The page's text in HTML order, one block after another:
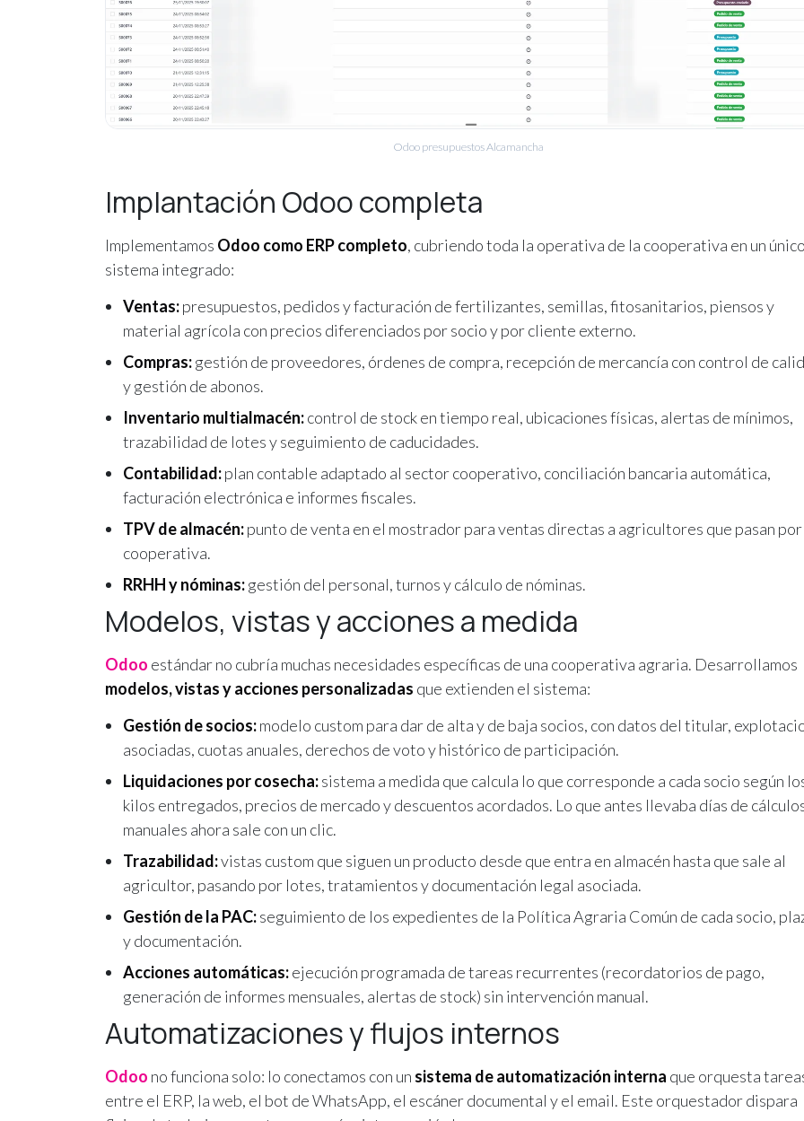
Odoo presupuestos Alcamancha
Implantación Odoo completa
Implementamos Odoo como ERP completo, cubriendo toda la operativa de la cooperativa en un
sistema integrado:
Ventas:presupuestos, pedidos y facturación de fertilizantes, semillas, fitosanitarios, piensos y
material agrícola con precios diferenciados por socio y por cliente externo.
Compras:gestión de proveedores, órdenes de compra, recepción de mercancía con control de
y gestión de abonos.
Inventario multialmacén:control de stock en tiempo real, ubicaciones físicas, alertas de mínimos,
trazabilidad de lotes y seguimiento de caducidades.
Contabilidad:plan contable adaptado al sector cooperativo, conciliación bancaria automática,
facturación electrónica e informes fiscales.
TPV de almacén:punto de venta en el mostrador para ventas directas a agricultores que pasan
cooperativa.
RRHH y nóminas:gestión del personal, turnos y cálculo de nóminas.
Modelos, vistas y acciones a medida
Odoo estándar no cubría muchas necesidades específicas de una cooperativa agraria. Desarrollamos
modelos, vistas y acciones personalizadas que extienden el sistema:
Gestión de socios:modelo custom para dar de alta y de baja socios, con datos del titular,
asociadas, cuotas anuales, derechos de voto y histórico de participación.
Liquidaciones por cosecha:sistema a medida que calcula lo que corresponde a cada socio según
kilos entregados, precios de mercado y descuentos acordados. Lo que antes llevaba días de
manuales ahora sale con un clic.
Trazabilidad:vistas custom que siguen un producto desde que entra en almacén hasta que sale al
agricultor, pasando por lotes, tratamientos y documentación legal asociada.
Gestión de la PAC:seguimiento de los expedientes de la Política Agraria Común de cada socio,
y documentación.
Acciones automáticas:ejecución programada de tareas recurrentes (recordatorios de pago,
generación de informes mensuales, alertas de stock) sin intervención manual.
Automatizaciones y flujos internos
Odoo no funciona solo: lo conectamos con un sistema de automatización interna que orquesta
entre el ERP, la web, el bot de WhatsApp, el escáner documental y el email. Este orquestador dispara